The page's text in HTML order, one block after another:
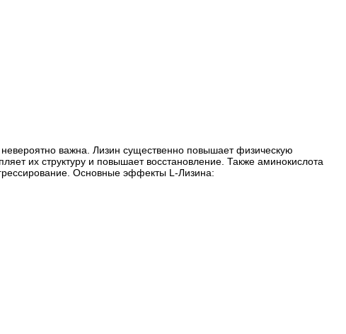
важна. Лизин существенно повышает физическую
их структуру и повышает восстановление. Также аминокислота
Основные эффекты L-Лизина: